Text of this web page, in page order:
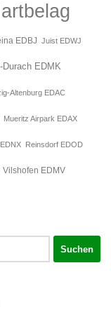
EDBJ Juist EDWJ
Durach EDMK
Altenburg EDAC
Mueritz Airpark EDAX
Reinsdorf EDOD
Vilshofen EDMV